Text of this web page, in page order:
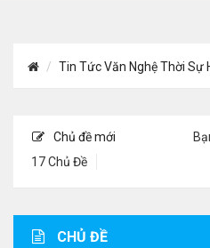
Tin Tức Văn Nghệ Thời Sự
Chủ đề mới
17 Chủ Đề
CHỦ ĐỀ